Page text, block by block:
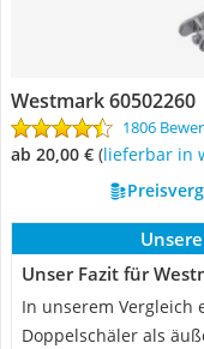
Westmark 60502260
1806
ab 20,00 € ( Lieferbar in
Unser Fazit für
In unserem Vergleich
Doppelschäler als